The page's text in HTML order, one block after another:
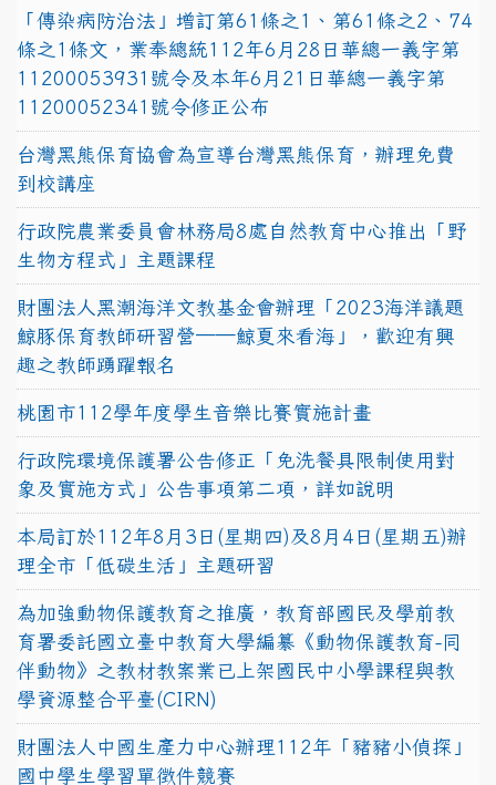
「傳染病防治法」增訂第61條之1、第61條之2、74
條之1條文，業奉總統112年6月28日華總一義字第
11200053931號令及本年6月21日華總一義字第
11200052341號令修正公布
台灣黑熊保育協會為宣導台灣黑熊保育，辦理免費
到校講座
行政院農業委員會林務局8處自然教育中心推出「野
生物方程式」主題課程
財團法人黑潮海洋文教基金會辦理「2023海洋議題
鯨豚保育教師研習營──鯨夏來看海」，歡迎有興
趣之教師踴躍報名
桃園市112學年度學生音樂比賽實施計畫
行政院環境保護署公告修正「免洗餐具限制使用對
象及實施方式」公告事項第二項，詳如說明
本局訂於112年8月3日(星期四)及8月4日(星期五)辦
理全市「低碳生活」主題研習
為加強動物保護教育之推廣，教育部國民及學前教
育署委託國立臺中教育大學編纂《動物保護教育-同
伴動物》之教材教案業已上架國民中小學課程與教
學資源整合平臺(CIRN)
財團法人中國生產力中心辦理112年「豬豬小偵探」
國中學生學習單徵件競賽